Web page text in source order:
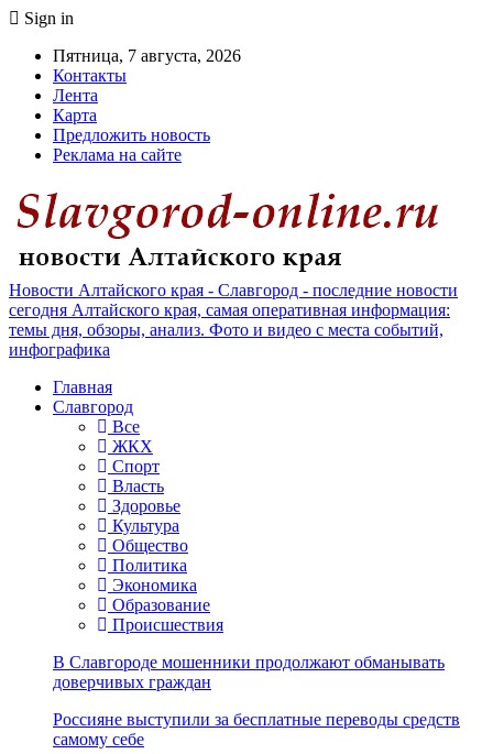
Sign in
Пятница, 7 августа, 2026
Контакты
Лента
Карта
Предложить новость
Реклама на сайте
Новости Алтайского края - Славгород - последние новости
сегодня Алтайского края, самая оперативная информация:
темы дня, обзоры, анализ. Фото и видео с места событий,
инфографика
Главная
Славгород
Все
ЖКХ
Спорт
Власть
Здоровье
Культура
Общество
Политика
Экономика
Образование
Происшествия
В Славгороде мошенники продолжают обманывать
доверчивых граждан
Россияне выступили за бесплатные переводы средств
самому себе